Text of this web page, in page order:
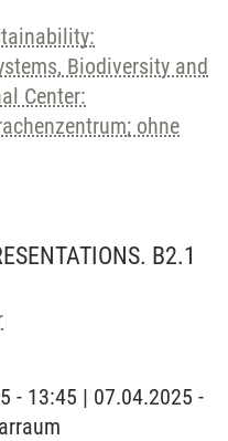
Biodiversity and
Center:
ohne
B2.1
- 13:45 | 07.04.2025 -